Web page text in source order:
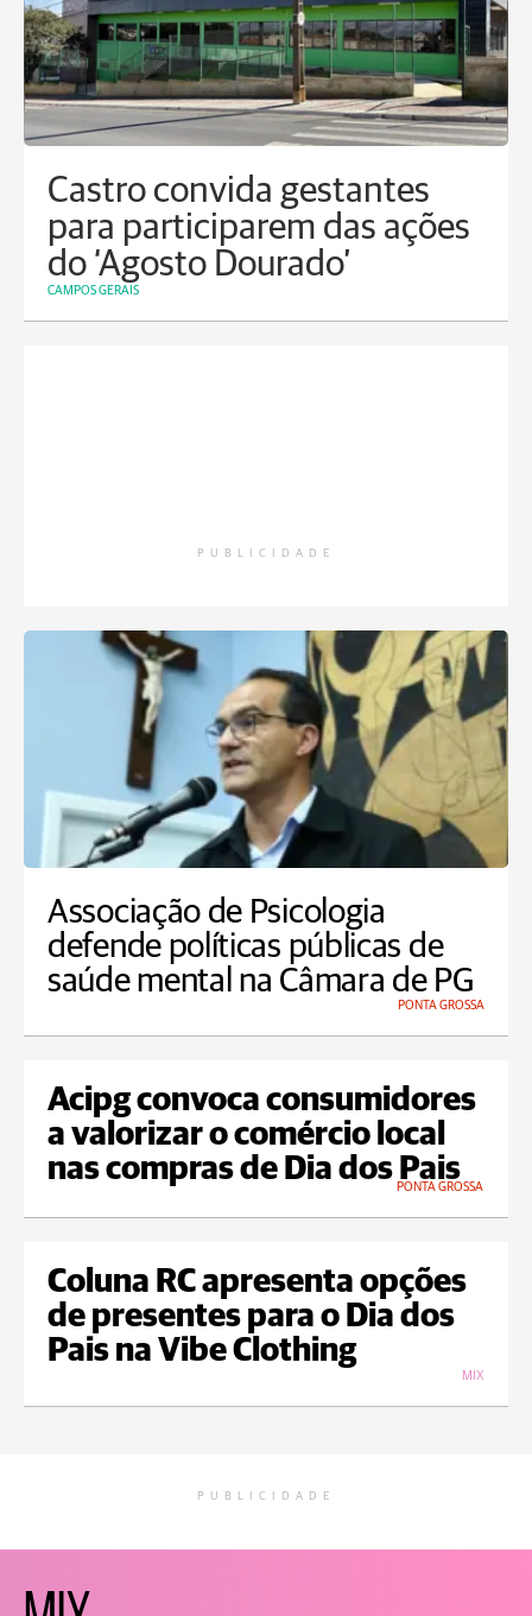
Castro convida gestantes
para participarem das ações
do ‘Agosto Dourado’
CAMPOS GERAIS
PUBLICIDADE
Associação de Psicologia
defende políticas públicas de
saúde mental na Câmara de PG
PONTA GROSSA
Acipg convoca consumidores
a valorizar o comércio local
nas compras de Dia dos Pais
PONTA GROSSA
Coluna RC apresenta opções
de presentes para o Dia dos
Pais na Vibe Clothing
MIX
PUBLICIDADE